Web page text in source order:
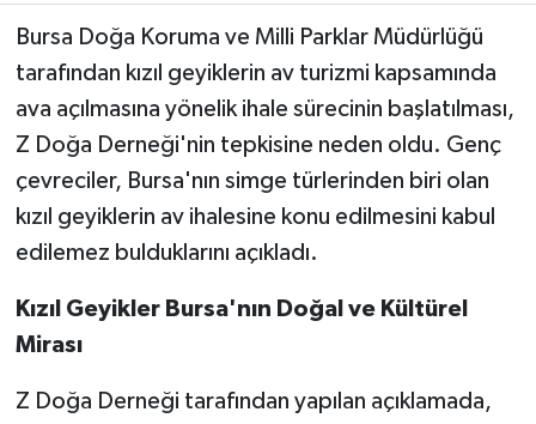
Bursa Doğa Koruma ve Milli Parklar Müdürlüğü
tarafından kızıl geyiklerin av turizmi kapsamında
ava açılmasına yönelik ihale sürecinin başlatılması,
Z Doğa Derneği'nin tepkisine neden oldu. Genç
çevreciler, Bursa'nın simge türlerinden biri olan
kızıl geyiklerin av ihalesine konu edilmesini kabul
edilemez bulduklarını açıkladı.
Kızıl Geyikler Bursa'nın Doğal ve Kültürel
Mirası
Z Doğa Derneği tarafından yapılan açıklamada,
VEFAT
BİLİM&TEKNOLOJİ
BÖLGE
TÜRKİYE
DÜNYA